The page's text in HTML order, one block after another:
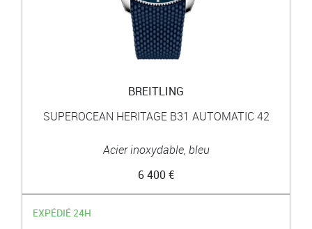
BREITLING
SUPEROCEAN HERITAGE B31 AUTOMATIC 42
Acier inoxydable, bleu
6 400 €
EXPÉDIÉ 24H